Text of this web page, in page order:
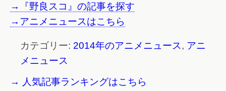
→『野良スコ』の記事を探す
→アニメニュースはこちら
カテゴリー: 2014年のアニメニュース, アニ
メニュース
→ 人気記事ランキングはこちら